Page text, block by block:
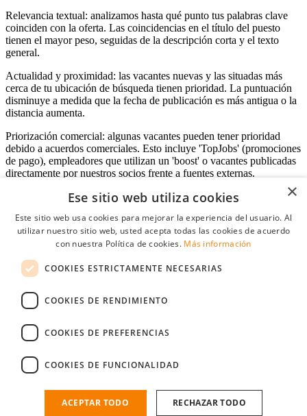
Relevancia textual: analizamos hasta qué punto tus palabras clave
coinciden con la oferta. Las coincidencias en el título del puesto
tienen el mayor peso, seguidas de la descripción corta y el texto
general.
Actualidad y proximidad: las vacantes nuevas y las situadas más
cerca de tu ubicación de búsqueda tienen prioridad. La puntuación
disminuye a medida que la fecha de publicación es más antigua o la
distancia aumenta.
Priorización comercial: algunas vacantes pueden tener prioridad
debido a acuerdos comerciales. Esto incluye 'TopJobs' (promociones
de pago), empleadores que utilizan un 'boost' o vacantes publicadas
directamente por nuestros socios frente a fuentes externas.
Acceso empresas
Contraseña
Recordarme
Conectarse
Registro gratuito empresas
Encuentre al candidato perfecto a tan sólo un par de clicks
×
Ese sitio web utiliza cookies
Este sitio web usa cookies para mejorar la experiencia del usuario. Al
utilizar nuestro sitio web, usted acepta todas las cookies de acuerdo
con nuestra Política de cookies. Más información
COOKIES ESTRICTAMENTE NECESARIAS
COOKIES DE RENDIMIENTO
COOKIES DE PREFERENCIAS
COOKIES DE FUNCIONALIDAD
ACEPTAR TODO RECHAZAR TODO